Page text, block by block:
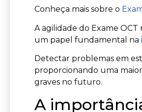
Conheça mais sobre o
A agilidade do Exame
um papel fundamental na
Detectar problemas em
proporcionando uma
graves no futuro.
A